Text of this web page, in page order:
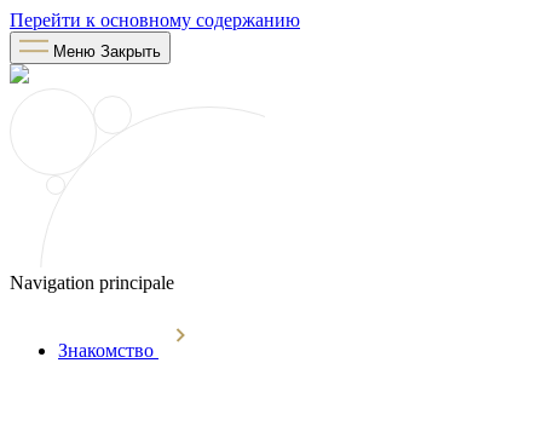
Перейти к основному содержанию
Меню Закрыть
Navigation principale
Знакомство